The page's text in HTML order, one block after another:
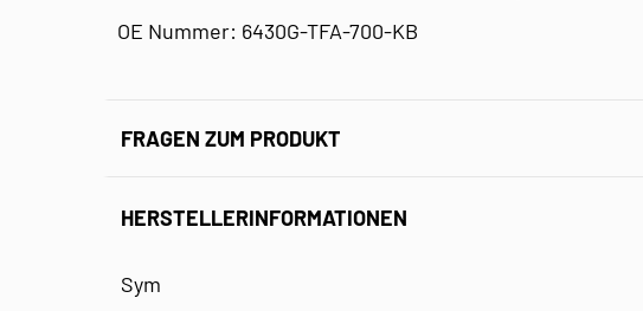
OE Nummer: 6430G-TFA-700-KB
FRAGEN ZUM PRODUKT
HERSTELLERINFORMATIONEN
Sym